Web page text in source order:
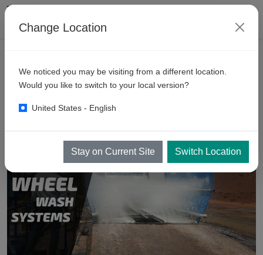
Sistemasde Lavado de Ruedas
México
Change Location
We noticed you may be visiting from a different location.
Would you like to switch to your local version?
United States - English
Stay on Current Site Switch Location